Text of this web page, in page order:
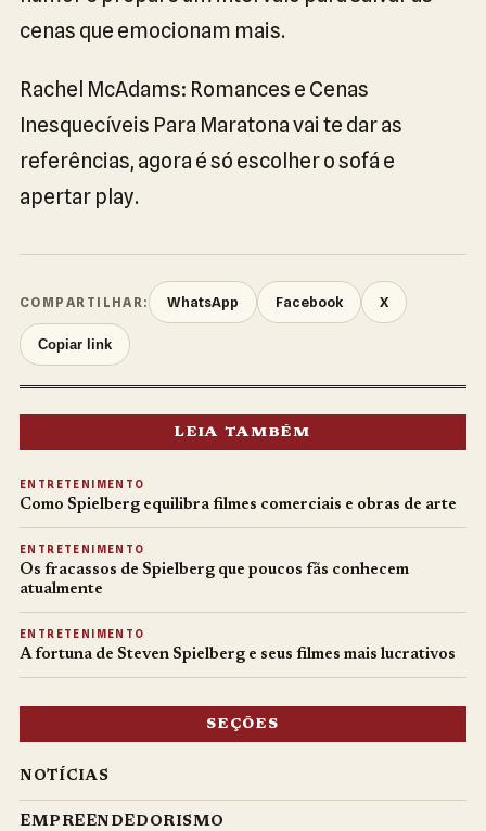
cenas que emocionam mais.
Rachel McAdams: Romances e Cenas
Inesquecíveis Para Maratona vai te dar as
referências, agora é só escolher o sofá e
apertar play.
COMPARTILHAR: WhatsApp Facebook X
Copiar link
LEIA TAMBÉM
ENTRETENIMENTO
Como Spielberg equilibra filmes comerciais e obras de arte
ENTRETENIMENTO
Os fracassos de Spielberg que poucos fãs conhecem
atualmente
ENTRETENIMENTO
A fortuna de Steven Spielberg e seus filmes mais lucrativos
SEÇÕES
NOTÍCIAS
EMPREENDEDORISMO